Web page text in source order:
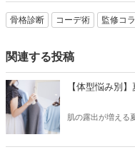
骨格診断 コーデ術 監修コ
関連する投稿
【体型悩み別
肌の露出が増える